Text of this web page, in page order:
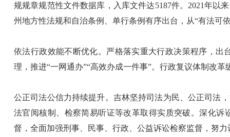
规规章规范性文件数据库，入库文件达5187件。2021年以
州地方性法规和自治条例、单行条例有序出台，从“有法可
依法行政效能不断优化。严格落实重大行政决策程序，
理，推进“一网通办”“高效办成一件事”。行政复议体制改
公正司法公信力持续提升。吉林坚持司法为民、公正司法
法官阅核制、检察简易听证等改革取得实质突破。深化诉
督，全面加强刑事、民事、行政、公益诉讼检察监督，努